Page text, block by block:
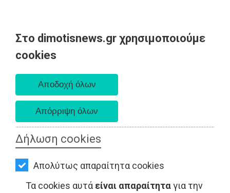
Στο dimotisnews.gr χρησιμοποιούμε
cookies
Δήλωση cookies
Απολύτως απαραίτητα cookies
Τα cookies αυτά είναι απαραίτηταγια την
AΡΧΙΚΗ
ΕΙΔΗΣΕΙΣ
ΠΟΛΙΤΙΚΗ
ΤΟΠΙΚΗ
ΑΥΤΟΔΙΟΙΚΗΣΗ
ΟΙΚΟΝΟΜΙΑ
ΑΘΛΗΤΙΣΜΟΣ
ΤΟΠΙΚΗ ΑΥΤΟΔΙΟΙΚΗΣΗ - Ανατολική Αττική